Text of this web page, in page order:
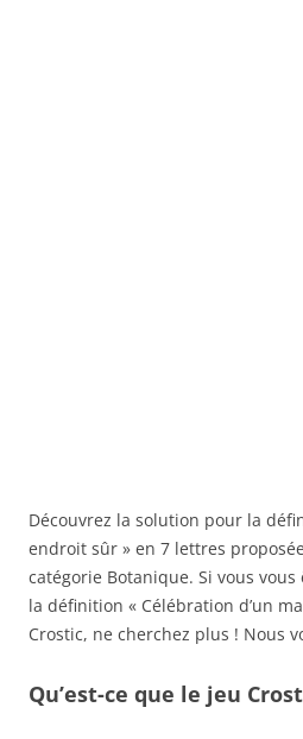
Découvrez la solution pour la
endroit sûr » en 7 lettres
catégorie Botanique. Si vous
la définition « Célébration d’un
Crostic, ne cherchez plus ! Nous
Qu’est-ce que le jeu